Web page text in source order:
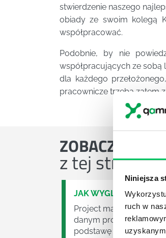
Niniejsza
ruch w
stwierdzenie naszego
obiady ze swoim kolegą
współpracować.
Podobnie, by nie
współpracujących ze sobą
dla każdego
pracownicze trzeba zatem
ZOBACZ
z tej strefy
JAK WYGLĄDA PRACA
Project management
danym projektem
podstawę działalności